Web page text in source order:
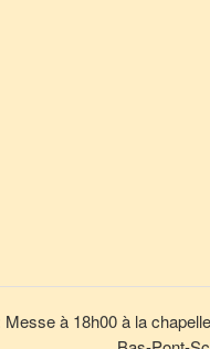
à 18h00 à la